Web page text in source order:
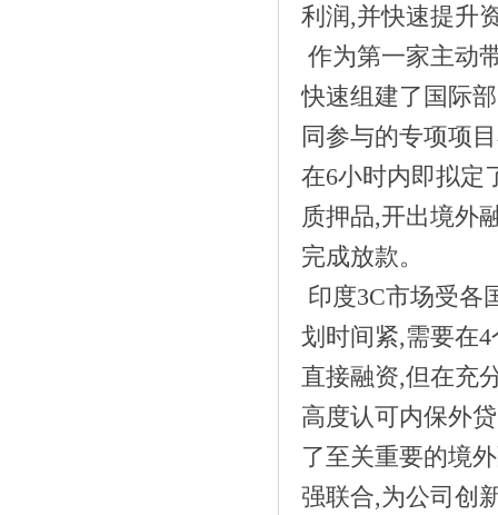
利润,并快速提升
作为第一家主动
快速组建了国际
同参与的专项项
在6小时内即拟定
质押品,开出境外
完成放款。
印度3C市场受各
划时间紧,需要在
直接融资,但在充
高度认可内保外
了至关重要的境
强联合,为公司创